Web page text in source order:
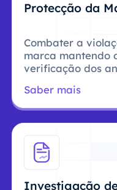
Protecção da
Combater a
marca mantendo
verificação dos
Saber mais
Investigação